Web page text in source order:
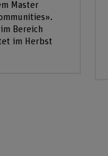
Master
Bereich
im Herbst